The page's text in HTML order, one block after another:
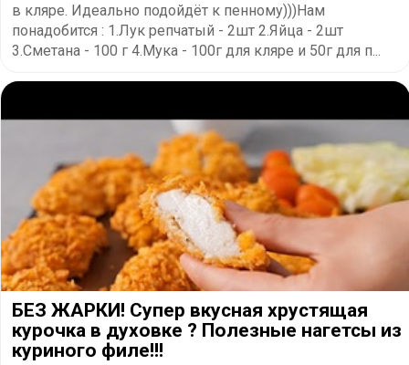
в кляре. Идеально подойдёт к пенному)))Нам
понадобится : 1.Лук репчатый - 2шт 2.Яйца - 2шт
3.Сметана - 100 г 4.Мука - 100г для кляре и 50г для п...
БЕЗ ЖАРКИ! Супер вкусная хрустящая
курочка в духовке ? Полезные нагетсы из
куриного филе!!!